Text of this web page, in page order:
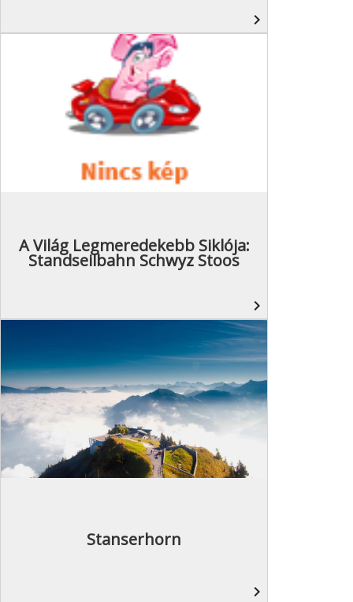
navigate_next
A Világ Legmeredekebb Siklója:
Standseilbahn Schwyz Stoos
navigate_next
Stanserhorn
navigate_next